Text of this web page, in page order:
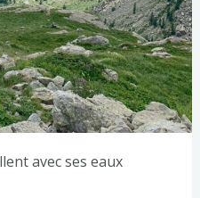
avec ses eaux